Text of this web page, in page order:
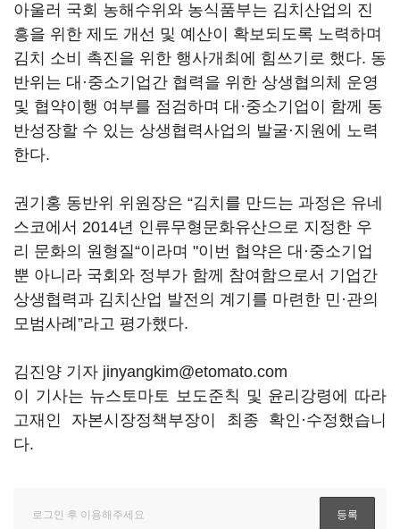
아울러 국회 농해수위와 농식품부는 김치산업의 진
흥을 위한 제도 개선 및 예산이 확보되도록 노력하며
김치 소비 촉진을 위한 행사개최에 힘쓰기로 했다. 동
반위는 대·중소기업간 협력을 위한 상생협의체 운영
및 협약이행 여부를 점검하며 대·중소기업이 함께 동
반성장할 수 있는 상생협력사업의 발굴·지원에 노력
한다.
권기홍 동반위 위원장은 “김치를 만드는 과정은 유네
스코에서 2014년 인류무형문화유산으로 지정한 우
리 문화의 원형질“이라며 "이번 협약은 대·중소기업
뿐 아니라 국회와 정부가 함께 참여함으로서 기업간
상생협력과 김치산업 발전의 계기를 마련한 민·관의
모범사례”라고 평가했다.
김진양 기자 jinyangkim@etomato.com
이 기사는 뉴스토마토 보도준칙 및 윤리강령에 따라
고재인 자본시장정책부장이 최종 확인·수정했습니
다.